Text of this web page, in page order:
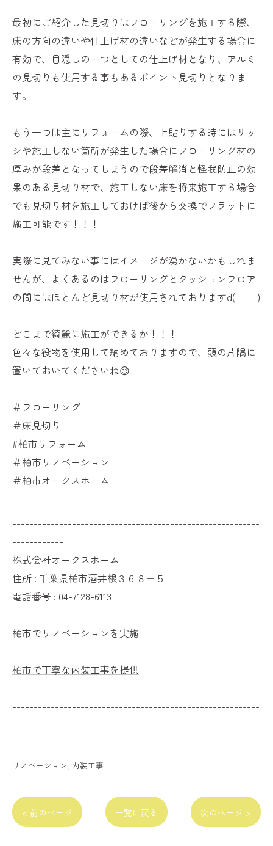
最初にご紹介した見切りはフローリングを施工する際、
床の方向の違いや仕上げ材の違いなどが発生する場合に
有効で、目隠しの一つとしての仕上げ材となり、アルミ
の見切りも使用する事もあるポイント見切りとなりま
す。
もう一つは主にリフォームの際、上貼りする時にはサッ
シや施工しない箇所が発生した場合にフローリング材の
厚みが段差となってしまうので段差解消と怪我防止の効
果のある見切り材で、施工しない床を将来施工する場合
でも見切り材を施工しておけば後から交換でフラットに
施工可能です！！！
実際に見てみない事にはイメージが湧かないかもしれま
せんが、よくあるのはフローリングとクッションフロア
の間にはほとんど見切り材が使用されておりますd(￣ ￣)
どこまで綺麗に施工ができるか！！！
色々な役物を使用して納めておりますので、頭の片隅に
置いておいてくださいね😉
＃フローリング
＃床見切り
#柏市リフォーム
＃柏市リノベーション
＃柏市オークスホーム
----------------------------------------------------------
------------
株式会社オークスホーム
住所 : 千葉県柏市酒井根３６８−５
電話番号 : 04-7128-6113
柏市でリノベーションを実施
柏市で丁寧な内装工事を提供
----------------------------------------------------------
------------
リノベーション 内装工事
< 前のページ 一覧に戻る 次のページ >